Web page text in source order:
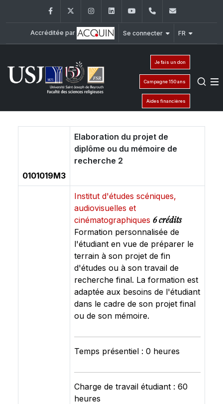
FacebookTwitter InstagramLinkedInYouTube+961 (1) 421 586
Accréditée par Se connecter FR
Je fais un don
Campagne 150 ans
Aides financières
0101019M3
Elaboration du projet de
diplôme ou du mémoire de
recherche 2
Institut d'études scéniques,
audiovisuelles et
cinématographiques 6 crédits
Formation personnalisée de
l'étudiant en vue de préparer le
terrain à son projet de fin
d'études ou à son travail de
recherche final. La formation est
adaptée aux besoins de l'étudiant
dans le cadre de son projet final
ou de son mémoire.
Temps présentiel : 0 heures
Charge de travail étudiant : 60
heures